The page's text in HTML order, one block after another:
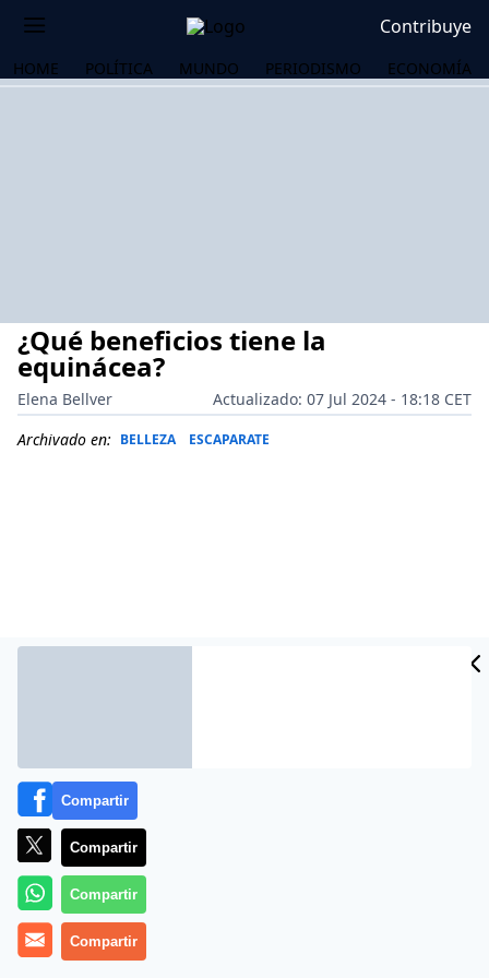
Contribuye
HOME POLÍTICA MUNDO PERIODISMO ECONOMÍA
¿Qué beneficios tiene la
equinácea?
Elena Bellver
Actualizado: 07 Jul 2024 - 18:18 CET
Archivado en: BELLEZA ESCAPARATE
Más información
Compartir
Compartir
Compartir
Compartir